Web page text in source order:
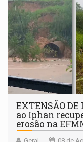
EXTENSÃO
ao Iphan
erosão na